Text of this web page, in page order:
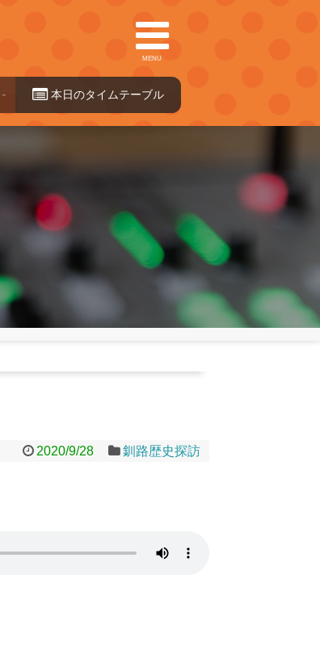
MENU
本日のタイ ムテーブル
2020/9/28 釧路歴史探訪